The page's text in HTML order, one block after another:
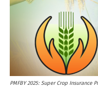
PMFBY 2025: Super Crop Insurance